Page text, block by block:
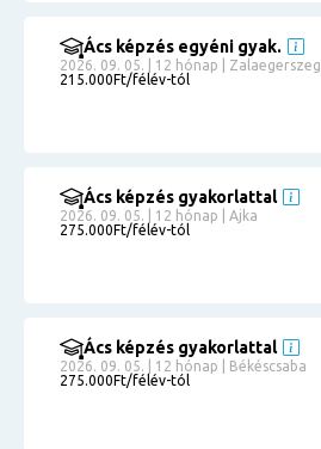
Ács képzés egyéni gyak.
2026. 09. 05. | 12 hónap | Zalaegerszeg
215.000Ft/félév-tól
Ács képzés gyakorlattal
2026. 09. 05. | 12 hónap | Ajka
275.000Ft/félév-tól
Ács képzés gyakorlattal
2026. 09. 05. | 12 hónap | Békéscsaba
275.000Ft/félév-tól